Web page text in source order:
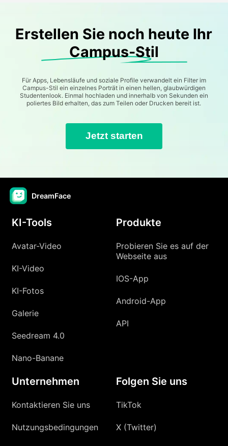
Erstellen Sie noch heute Ihr
Campus-Stil
Für Apps, Lebensläufe und soziale Profile verwandelt ein Filter im
Campus-Stil ein einzelnes Porträt in einen hellen, glaubwürdigen
Studentenlook. Einmal hochladen und innerhalb von Sekunden ein
poliertes Bild erhalten, das zum Teilen oder Drucken bereit ist.
Jetzt starten
DreamFace
KI-Tools
Avatar-Video
KI-Video
KI-Fotos
Galerie
Seedream 4.0
Nano-Banane
Produkte
Probieren Sie es auf der
Webseite aus
IOS-App
Android-App
API
Unternehmen
Kontaktieren Sie uns
Nutzungsbedingungen
Folgen Sie uns
TikTok
X (Twitter)